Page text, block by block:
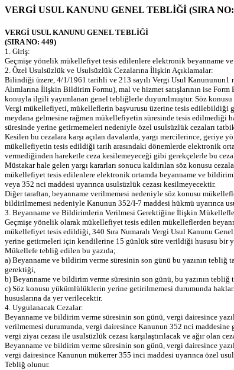
VERGİ USUL KANUNU GENEL TEBLİĞİ (SIRA NO:
VERGİ USUL KANUNU GENEL TEBLİĞİ
(SIRA NO: 449)
1. Giriş:
Geçmişe yönelik mükellefiyet tesis edilenlere elektronik beyanname
2. Özel Usulsüzlük ve Usulsüzlük Cezalarına İlişkin Açıklamalar:
Bilindiği üzere, 4/1/1961 tarihli ve 213 sayılı Vergi Usul Kanununun1
Alımlarına İlişkin Bildirim Formu), mal ve hizmet satışlarının ise
konuyla ilgili yayımlanan genel tebliğlerle duyurulmuştur. Söz
Vergi mükellefiyeti, mükelleflerin başvurusu üzerine tesis edilebildiği
meydana gelmesine rağmen mükellefiyetin süresinde tesis
süresinde yerine getirmemeleri nedeniyle özel usulsüzlük cezaları
Kesilen bu cezalara karşı açılan davalarda, yargı mercilerince,
mükellefiyetin tesis edildiği tarih arasındaki dönemlerde elektronik
vermediğinden hareketle ceza kesilemeyeceği gibi gerekçelerle bu
Müstakar hale gelen yargı kararları sonucu kaldırılan söz konusu
mükellefiyet tesis edilenlere elektronik ortamda beyanname ve
veya 352 nci maddesi uyarınca usulsüzlük cezası kesilmeyecektir.
Diğer taraftan, beyanname verilmemesi nedeniyle söz konusu
bildirilmemesi nedeniyle Kanunun 352/I-7 maddesi hükmü uyarınca
3. Beyanname ve Bildirimlerin Verilmesi Gerektiğine İlişkin
Geçmişe yönelik olarak mükellefiyet tesis edilen mükelleflerden
mükellefiyet tesis edildiği, 340 Sıra Numaralı Vergi Usul Kanunu
yerine getirmeleri için kendilerine 15 günlük süre verildiği hususu bir
Mükellefe tebliğ edilen bu yazıda;
a) Beyanname ve bildirim verme süresinin son günü bu yazının
gerektiği,
b) Beyanname ve bildirim verme süresinin son günü, bu yazının
c) Söz konusu yükümlülüklerin yerine getirilmemesi durumunda
hususlarına da yer verilecektir.
4. Uygulanacak Cezalar:
Beyanname ve bildirim verme süresinin son günü, vergi dairesince
verilmemesi durumunda, vergi dairesince Kanunun 352 nci maddesine
vergi ziyaı cezası ile usulsüzlük cezası karşılaştırılacak ve ağır olan
Beyanname ve bildirim verme süresinin son günü, vergi dairesince
vergi dairesince Kanunun mükerrer 355 inci maddesi uyarınca özel
Tebliğ olunur.